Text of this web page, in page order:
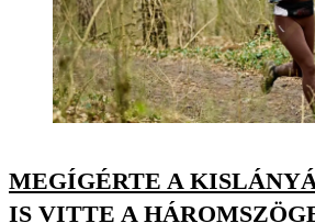
MEGÍGÉRTE A
IS VITTE A